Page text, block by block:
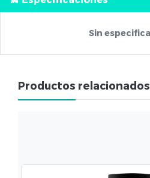
Sin
Productos relacionados